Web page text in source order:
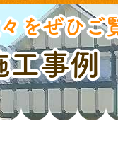
をぜひご
事例